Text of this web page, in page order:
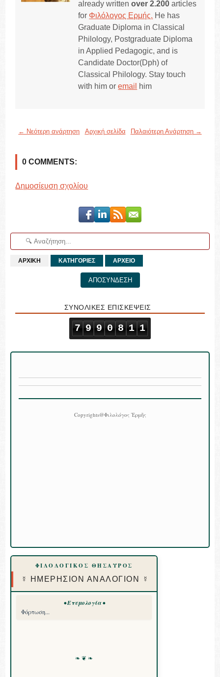
already writtenover 2.200 articles
for Φιλόλογος Ερμής. He has
Graduate Diploma in Classical
Philology, Postgraduate Diploma
in Applied Pedagogic, and is
Candidate Doctor(Dph) of
Classical Philology. Stay touch
with him oremail him
← Νεότερη ανάρτηση Παλαιότερη Ανάρτηση →
Αρχική σελίδα
0 COMMENTS:
Δημοσίευση σχολίου
ΑΡΧΙΚΗ ΚΑΤΗΓΟΡΙΕΣ ΑΡΧΕΙΟ
ΑΠΟΣΥΝΔΕΣΗ
ΣΥΝΟΛΙΚΕΣ ΕΠΙΣΚΕΨΕΙΣ
7 9 9 0 8 1 1
Copyrights@Φιλολόγος Ἑρμῆς
ΦΙΛΟΛΟΓΙΚΟΣ ΘΗΣΑΥΡΟΣ
☿ ΗΜΕΡΗΣΙΟΝ ΑΝΑΛΟΓΙΟΝ ☿
• Ετυμολογία •
Φόρτωση...
❧ ❦ ❧